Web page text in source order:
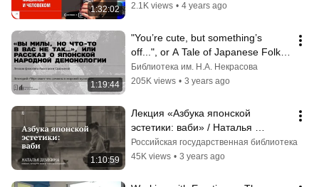
1:32:02
2.1K views • 4 years ago
1:19:44
"You’re cute, but something’s
off...", or A Tale of Japanese Folk
Demonology
Библиотека им. Н.А. Некрасова
205K views • 3 years ago
1:10:59
Лекция «Азбука японской
эстетики: ваби» / Наталья
Демкина
Российская государственная библиотека
45K views • 3 years ago